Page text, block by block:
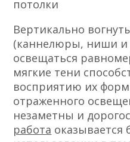
потолки
Вертикально
(каннелюры, ниши и
освещаться
мягкие тени
восприятию их
отраженного
незаметны и
работа оказывается